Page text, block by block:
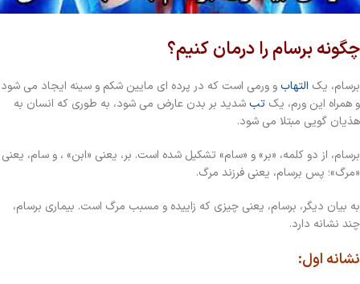
چگونه برسام را درمان کنیم؟
برسام، یک التهاب و ورمی است که در پرده ای مایین شکم و سینه ایجاد می شود
و همراه این ورم، یک تب شدید بر بدن عارض می شود، به طوری که انسان به
هذیان گویی مبتلا می شود.
برسام، از دو کلمه، «بر» و «سام» تشکیل شده است. بر، یعنی «ابن» ، و سام، یعنی
«مرگ»؛ پس برسام، یعنی فرزند مرگ.
به بیان دیگر، برسام، یعنی چیزی که زاییده و مسبب مرگ است. بیماری برسام،
چند نشانه دارد.
نشانه اول: